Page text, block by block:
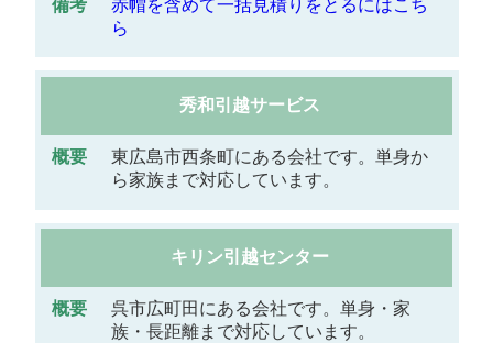
赤帽を含めて一括見積りをとるにはこち
ら
秀和引越サービス
東広島市西条町にある会社です。単身か
ら家族まで対応しています。
キリン引越センター
呉市広町田にある会社です。単身・家
族・長距離まで対応しています。